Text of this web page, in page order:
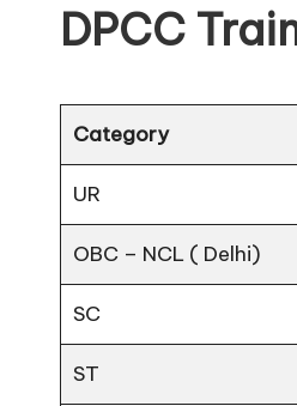
DPCC
Category
UR
OBC – NCL ( Delhi)
SC
ST